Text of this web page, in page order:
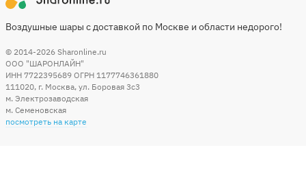
Воздушные шары с доставкой по Москве и области недорого!
© 2014-2026 Sharonline.ru
ООО "ШАРОНЛАЙН"
ИНН 7722395689 ОГРН 1177746361880
111020, г. Москва, ул. Боровая 3c3
м. Электрозаводская
м. Семеновская
посмотреть на карте